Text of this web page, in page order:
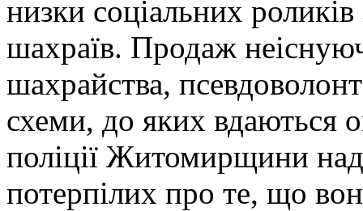
низки соціальних
шахраїв. Продаж
шахрайства,
схеми, до яких
поліції Житомирщини
потерпілих про те, що